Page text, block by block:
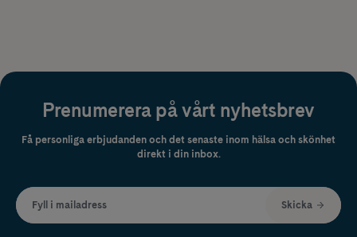
Prenumerera på vårt nyhetsbrev
Få personliga erbjudanden och det senaste inom hälsa och skönhet
direkt i din inbox.
Fyll i mailadress Skicka